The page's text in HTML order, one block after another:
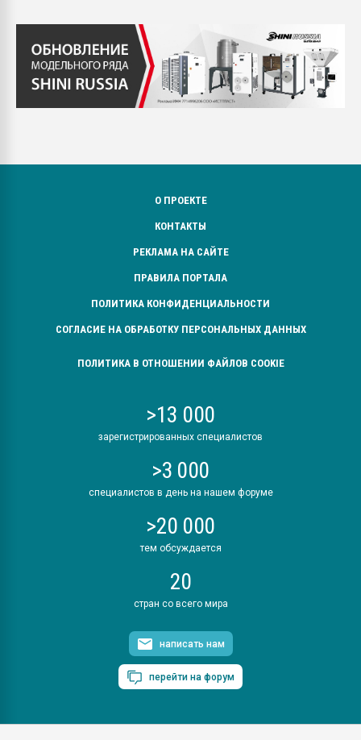
О ПРОЕКТЕ
КОНТАКТЫ
РЕКЛАМА НА САЙТЕ
ПРАВИЛА ПОРТАЛА
ПОЛИТИКА КОНФИДЕНЦИАЛЬНОСТИ
СОГЛАСИЕ НА ОБРАБОТКУ ПЕРСОНАЛЬНЫХ ДАННЫХ
ПОЛИТИКА В ОТНОШЕНИИ ФАЙЛОВ COOKIE
>13 000
зарегистрированных специалистов
>3 000
специалистов в день на нашем форуме
>20 000
тем обсуждается
20
стран со всего мира
написать нам
перейти на форум